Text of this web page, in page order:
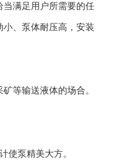
满足用户所需要的任
、泵体耐压高，安装
等输送液体的场合。
使泵精美大方。